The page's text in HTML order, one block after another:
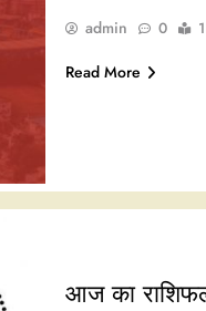
admin 0
Read More
आज का